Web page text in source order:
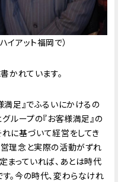
イアット福岡で）
かれています。
満足』でふるいにかけるの
ループの『お客様満足』の
に基づいて経営をしてき
理念と実際の活動がずれ
まっていれば、あとは時代
。今の時代、変わらなけれ